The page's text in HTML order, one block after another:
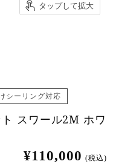
タップして拡大
シーリング対応
スワール2M ホワ
¥110,000 (税込)